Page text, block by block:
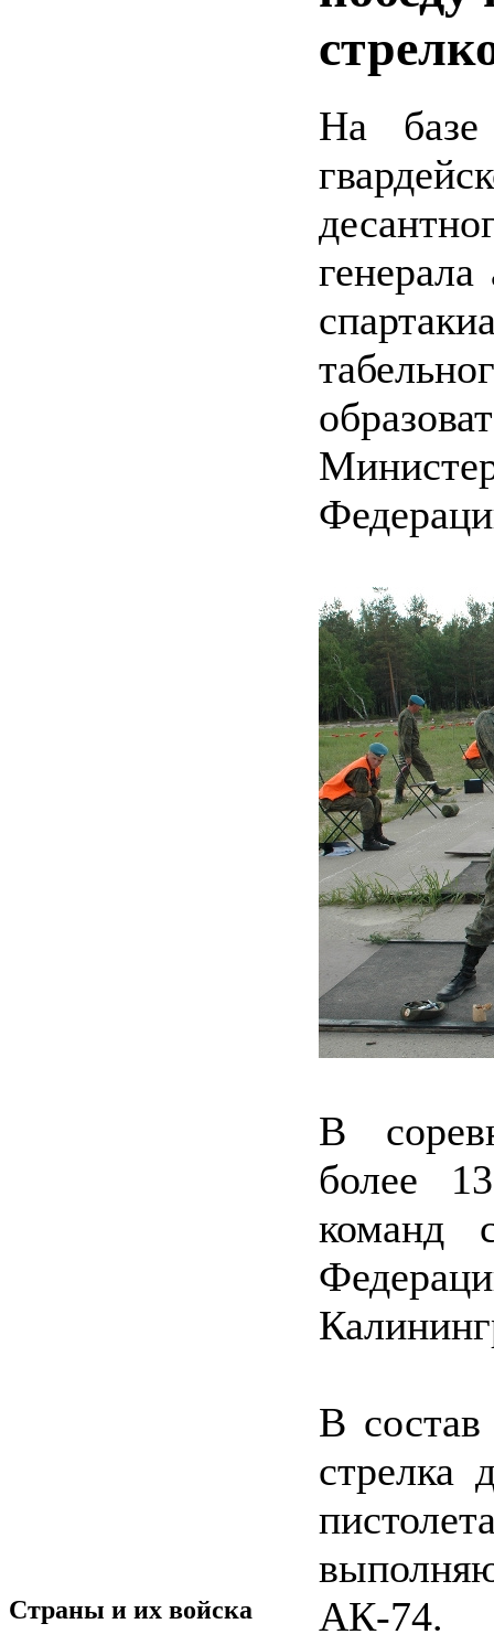
Страны и их войска
На базе
В
более
команд
В
стрелка
АК-74.